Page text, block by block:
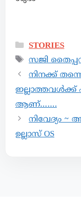
STORIES
സജി
നിനക്ക്
ആണ്…….
നിവേദ്യം
ഉല്ലാസ് OS